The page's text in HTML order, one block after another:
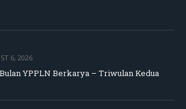
6, 2026
YPPLN Berkarya – Triwulan Kedua